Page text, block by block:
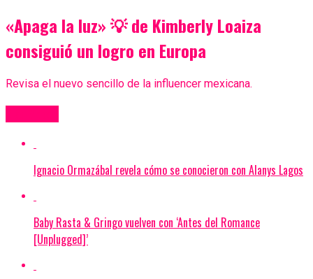
«Apaga la luz» 💡 de Kimberly Loaiza
consiguió un logro en Europa
Revisa el nuevo sencillo de la influencer mexicana.
Ignacio Ormazábal revela cómo se conocieron con Alanys Lagos
Baby Rasta & Gringo vuelven con ‘Antes del Romance
[Unplugged]’